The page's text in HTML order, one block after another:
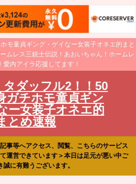
モ童貞ギング・ゲイなー女装子オネエ的まと
ムレス三銃士伝説！あおいちゃん！ホームレ
愛内アイラ応援してます！
タダッフル2！！50
ガチホモ童貞ギン
ー女装子オネエ的
とめ速報
事等へアクセス、閲覧、こちらのサービス
運営できています＞本日は足元が悪い中ご
誠に有難うございます。